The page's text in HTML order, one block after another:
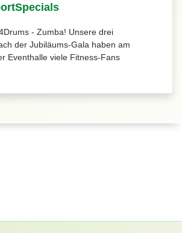
- Zumba! Unsere drei
der Jubiläums-Gala haben am
Eventhalle viele Fitness-Fans